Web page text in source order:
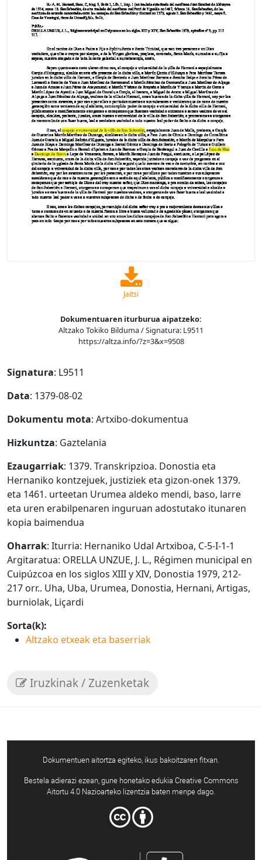
Jaitsi
Dokumentuaren iturburua aipatzeko:
Altzako Tokiko Bilduma / Signatura: L9511
https://altza.info/?z=3&x=9508
Signatura: L9511
Data: 1379-08-02
Dokumentu mota: Artxibo-dokumentua
Hizkuntza: Gaztelania
Ezaugarriak: 1379. Transkripzioa. Donostia eta
Hernaniko kontzejuek, justiziek eta gizon-onek 1379.
eta 1461. urteetan Urumea aldeko mendi, baso, larre
eta uren erabilpenaren inguruan adostutako itunaren
kopia baimendua
Oharrak: Iturria: Hernaniko Udal Artxiboa, C-5-I-1-1
Argitaratua: ORELLA UNZUE, J. L., Régimen municipal en
Cuipúzcoa en los siglos XIII y XIV, Donostia 1979, 212-
217 orr.. Uha, Uba, Urumea, Donostia, Hernani, Artigas,
burniolak, Liçardi
Sorta(k):
Altzako etxeak eta baserriak
Iruzkinak / Zuzenketak
Dokumentuen aitortza egiteko, ikus bakoitzaren fitxan.
Bestela adierazi ezean, gune honetako edukia Creative Commons
Aitortu 4.0 Nazioarteko lizentzia baten menpe dago.